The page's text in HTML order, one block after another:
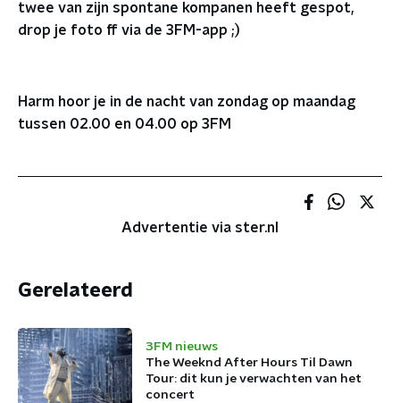
twee van zijn spontane kompanen heeft gespot,
drop je foto ff via de 3FM-app ;)
Harm hoor je in de nacht van zondag op maandag
tussen 02.00 en 04.00 op 3FM
Advertentie via ster.nl
Gerelateerd
3FM nieuws
The Weeknd After Hours Til Dawn
Tour: dit kun je verwachten van het
concert